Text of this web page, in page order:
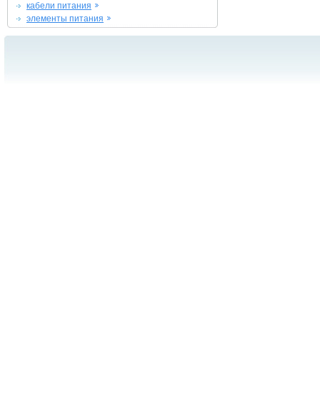
кабели питания
элементы питания